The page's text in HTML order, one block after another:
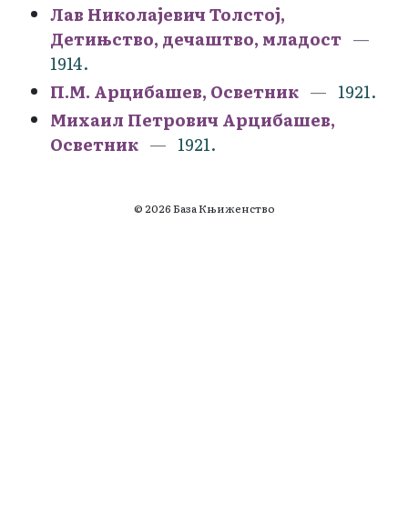
Лав Николајевич Толстој,
Детињство, дечаштво, младост
1914.
П.М. Арцибашев, Осветник
1921.
Михаил Петрович Арцибашев,
Осветник
1921.
© 2026 База Књиженство